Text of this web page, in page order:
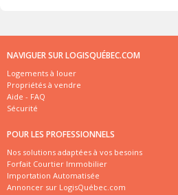
NAVIGUER SUR LOGISQUÉBEC.COM
Logements à louer
Propriétés à vendre
Aide - FAQ
Sécurité
POUR LES PROFESSIONNELS
Nos solutions adaptées à vos besoins
Forfait Courtier Immobilier
Importation Automatisée
Annoncer sur LogisQuébec.com